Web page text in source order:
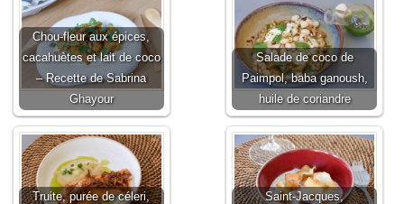
Chou-fleur aux épices,
cacahuètes et lait de coco
– Recette de Sabrina
Ghayour
Salade de coco de
Paimpol, baba ganoush,
huile de coriandre
Truite, purée de céleri,
Saint-Jacques,